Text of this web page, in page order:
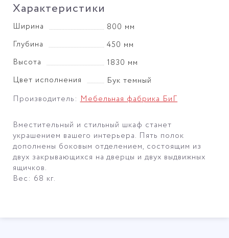
Характеристики
Ширина
800 мм
Глубина
450 мм
Высота
1830 мм
Цвет исполнения
Бук темный
Производитель:Мебельная фабрика БиГ
Вместительный и стильный шкаф станет
украшением вашего интерьера. Пять полок
дополнены боковым отделением, состоящим из
двух закрывающихся на дверцы и двух выдвижных
ящичков.
Вес: 68 кг.